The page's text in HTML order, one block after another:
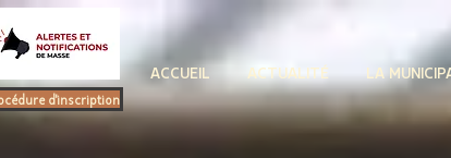
d'inscription
ACCUEIL ACTUALITÉ LA